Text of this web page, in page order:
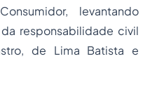
levantando
responsabilidade civil
de Lima Batista e